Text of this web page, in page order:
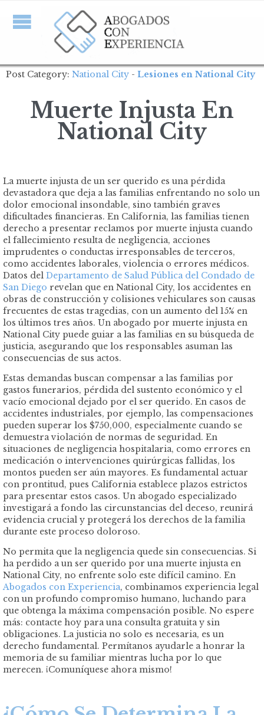
Post Category: National City - Lesiones en National City
Muerte Injusta En
National City
La muerte injusta de un ser querido es una pérdida
devastadora que deja a las familias enfrentando no solo un
dolor emocional insondable, sino también graves
dificultades financieras. En California, las familias tienen
derecho a presentar reclamos por muerte injusta cuando
el fallecimiento resulta de negligencia, acciones
imprudentes o conductas irresponsables de terceros,
como accidentes laborales, violencia o errores médicos.
Datos del Departamento de Salud Pública del Condado de
San Diego revelan que en National City, los accidentes en
obras de construcción y colisiones vehiculares son causas
frecuentes de estas tragedias, con un aumento del 15% en
los últimos tres años. Un abogado por muerte injusta en
National City puede guiar a las familias en su búsqueda de
justicia, asegurando que los responsables asuman las
consecuencias de sus actos.
Estas demandas buscan compensar a las familias por
gastos funerarios, pérdida del sustento económico y el
vacío emocional dejado por el ser querido. En casos de
accidentes industriales, por ejemplo, las compensaciones
pueden superar los $750,000, especialmente cuando se
demuestra violación de normas de seguridad. En
situaciones de negligencia hospitalaria, como errores en
medicación o intervenciones quirúrgicas fallidas, los
montos pueden ser aún mayores. Es fundamental actuar
con prontitud, pues California establece plazos estrictos
para presentar estos casos. Un abogado especializado
investigará a fondo las circunstancias del deceso, reunirá
evidencia crucial y protegerá los derechos de la familia
durante este proceso doloroso.
No permita que la negligencia quede sin consecuencias. Si
ha perdido a un ser querido por una muerte injusta en
National City, no enfrente solo este difícil camino. En
Abogados con Experiencia, combinamos experiencia legal
con un profundo compromiso humano, luchando para
que obtenga la máxima compensación posible. No espere
más: contacte hoy para una consulta gratuita y sin
obligaciones. La justicia no solo es necesaria, es un
derecho fundamental. Permítanos ayudarle a honrar la
memoria de su familiar mientras lucha por lo que
merecen. ¡Comuníquese ahora mismo!